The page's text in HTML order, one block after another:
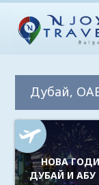
Дубай,
НОВА
ДУБАЙ И